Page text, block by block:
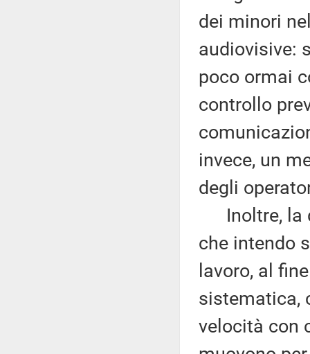
dei minori
audiovisive:
poco ormai
controllo
invece, un
degli
Inoltre, la
che intendo
lavoro, al
sistematica,
velocità con